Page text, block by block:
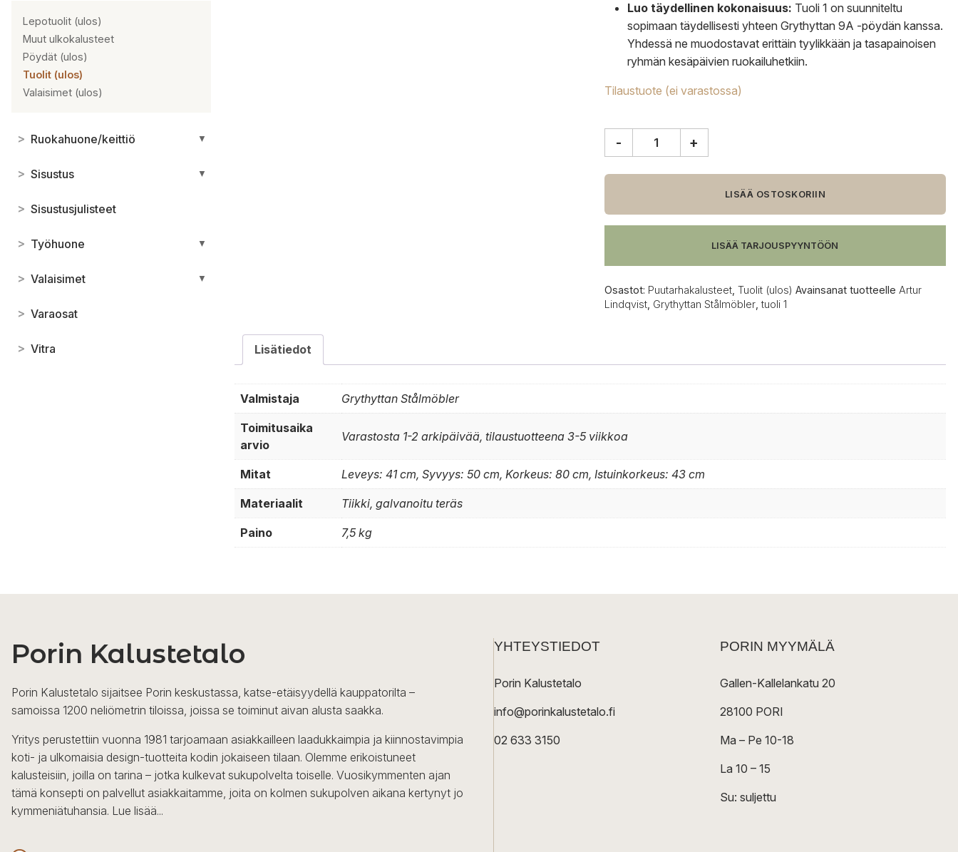
Lepotuolit (ulos)
Muut ulkokalusteet
Pöydät (ulos)
Tuolit (ulos)
Valaisimet (ulos)
> Ruokahuone/keittiö ▼
> Sisustus ▼
> Sisustusjulisteet
> Työhuone ▼
> Valaisimet ▼
> Varaosat
> Vitra
Luo täydellinen kokonaisuus: Tuoli 1 on suunniteltu
sopimaan täydellisesti yhteen Grythyttan 9A -pöydän kanssa.
Yhdessä ne muodostavat erittäin tyylikkään ja tasapainoisen
ryhmän kesäpäivien ruokailuhetkiin.
Tilaustuote (ei varastossa)
Grythyttan
tuoli
tiikki/galvanoitu
teräs
- +
LISÄÄ OSTOSKORIIN
LISÄÄ TARJOUSPYYNTÖÖN
Osastot: Puutarhakalusteet, Tuolit (ulos) Avainsanat tuotteelle Artur
Lindqvist, Grythyttan Stålmöbler,tuoli 1
Lisätiedot
Valmistaja Grythyttan Stålmöbler
Toimitusaika
arvio
Varastosta 1-2 arkipäivää, tilaustuotteena 3-5 viikkoa
Mitat Leveys: 41 cm, Syvyys: 50 cm, Korkeus: 80 cm, Istuinkorkeus: 43 cm
Materiaalit Tiikki, galvanoitu teräs
Paino 7,5 kg
Porin Kalustetalo
Porin Kalustetalo sijaitsee Porin keskustassa, katse-etäisyydellä kauppatorilta –
samoissa 1200 neliömetrin tiloissa, joissa se toiminut aivan alusta saakka.
Yritys perustettiin vuonna 1981 tarjoamaan asiakkailleen laadukkaimpia ja kiinnostavimpia
koti- ja ulkomaisia design-tuotteita kodin jokaiseen tilaan. Olemme erikoistuneet
kalusteisiin, joilla on tarina – jotka kulkevat sukupolvelta toiselle. Vuosikymmenten ajan
tämä konsepti on palvellut asiakkaitamme, joita on kolmen sukupolven aikana kertynyt jo
kymmeniätuhansia. Lue lisää...
YHTEYSTIEDOT
Porin Kalustetalo
info@porinkalustetalo.fi
02 633 3150
PORIN MYYMÄLÄ
Gallen-Kallelankatu 20
28100 PORI
Ma – Pe 10-18
La 10 – 15
Su: suljettu